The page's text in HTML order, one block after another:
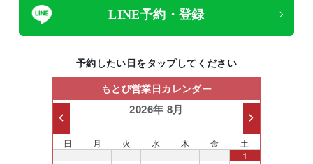
LINE予約・登録
予約したい日をタップしてください
もとび営業日カレンダー
2026年 8月
日 月 火 水 木 金 土
1